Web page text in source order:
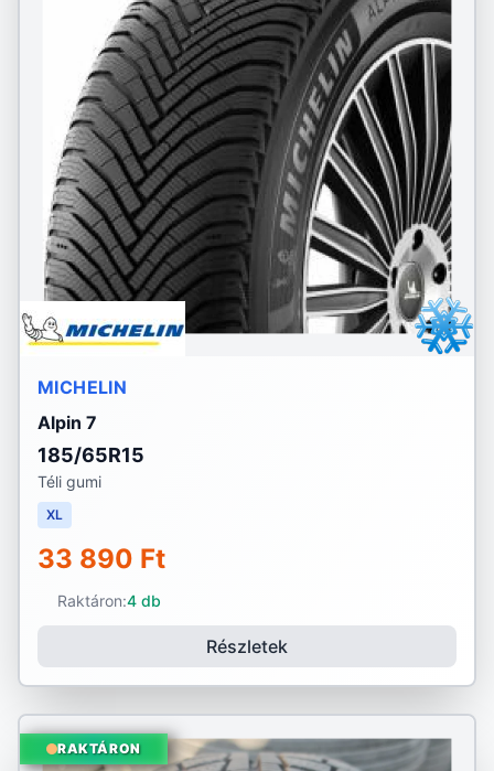
MICHELIN
Alpin 7
185/65R15
Téli gumi
XL
33 890 Ft
Raktáron:4 db
Részletek
RAKTÁRON